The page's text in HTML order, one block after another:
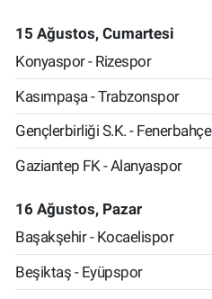
15 Ağustos, Cumartesi
Konyaspor - Rizespor
Kasımpaşa - Trabzonspor
Gençlerbirliği S.K. - Fenerbahçe
Gaziantep FK - Alanyaspor
16 Ağustos, Pazar
Başakşehir - Kocaelispor
Beşiktaş - Eyüpspor